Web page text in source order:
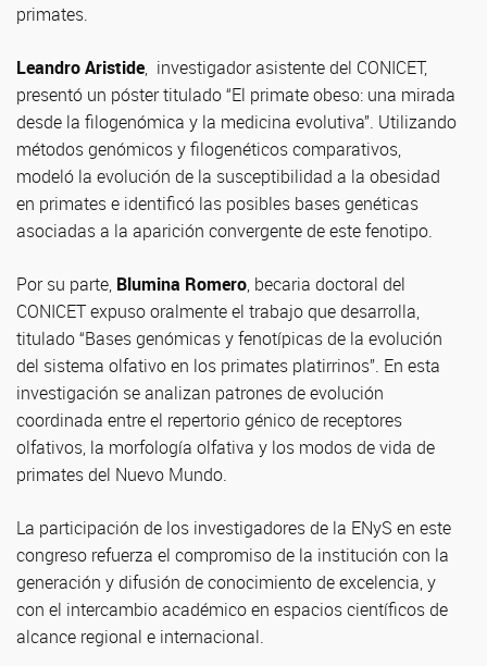
primates.
Leandro Aristide, investigador asistente del CONICET,
presentó un póster titulado “El primate obeso: una mirada
desde la filogenómica y la medicina evolutiva”. Utilizando
métodos genómicos y filogenéticos comparativos,
modeló la evolución de la susceptibilidad a la obesidad
en primates e identificó las posibles bases genéticas
asociadas a la aparición convergente de este fenotipo.
Por su parte, Blumina Romero, becaria doctoral del
CONICET expuso oralmente el trabajo que desarrolla,
titulado “Bases genómicas y fenotípicas de la evolución
del sistema olfativo en los primates platirrinos”. En esta
investigación se analizan patrones de evolución
coordinada entre el repertorio génico de receptores
olfativos, la morfología olfativa y los modos de vida de
primates del Nuevo Mundo.
La participación de los investigadores de la ENyS en este
congreso refuerza el compromiso de la institución con la
generación y difusión de conocimiento de excelencia, y
con el intercambio académico en espacios científicos de
alcance regional e internacional.